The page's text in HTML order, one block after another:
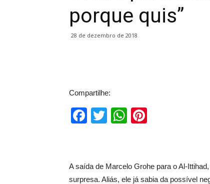
porque quis”
28 de dezembro de 2018
Compartilhe:
Facebook
TwitterWhatsApp
A saída de Marcelo Grohe para o Al-
surpresa. Aliás, ele já sabia da possível